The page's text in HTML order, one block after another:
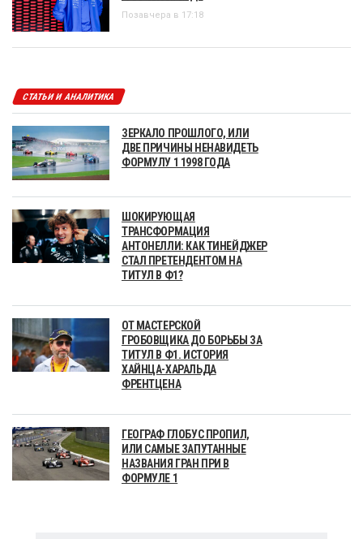
Позавчера в 17:18
СТАТЬИ И АНАЛИТИКА
ЗЕРКАЛО ПРОШЛОГО, ИЛИ
ДВЕ ПРИЧИНЫ НЕНАВИДЕТЬ
ФОРМУЛУ 1 1998 ГОДА
ШОКИРУЮЩАЯ
ТРАНСФОРМАЦИЯ
АНТОНЕЛЛИ: КАК ТИНЕЙДЖЕР
СТАЛ ПРЕТЕНДЕНТОМ НА
ТИТУЛ В Ф1?
ОТ МАСТЕРСКОЙ
ГРОБОВЩИКА ДО БОРЬБЫ ЗА
ТИТУЛ В Ф1. ИСТОРИЯ
ХАЙНЦА-ХАРАЛЬДА
ФРЕНТЦЕНА
ГЕОГРАФ ГЛОБУС ПРОПИЛ,
ИЛИ САМЫЕ ЗАПУТАННЫЕ
НАЗВАНИЯ ГРАН ПРИ В
ФОРМУЛЕ 1